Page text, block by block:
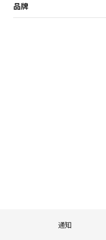
食品
电影
品牌
通知